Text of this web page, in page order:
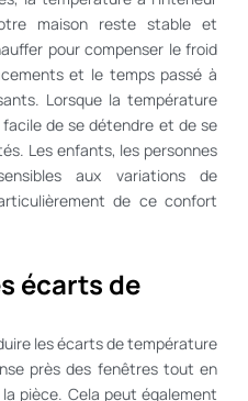
maison reste stable et
pour compenser le froid
et le temps passé à
Lorsque la température
de se détendre et de se
Les enfants, les personnes
aux variations de
de ce confort
écarts de
les écarts de température
près des fenêtres tout en
pièce. Cela peut également